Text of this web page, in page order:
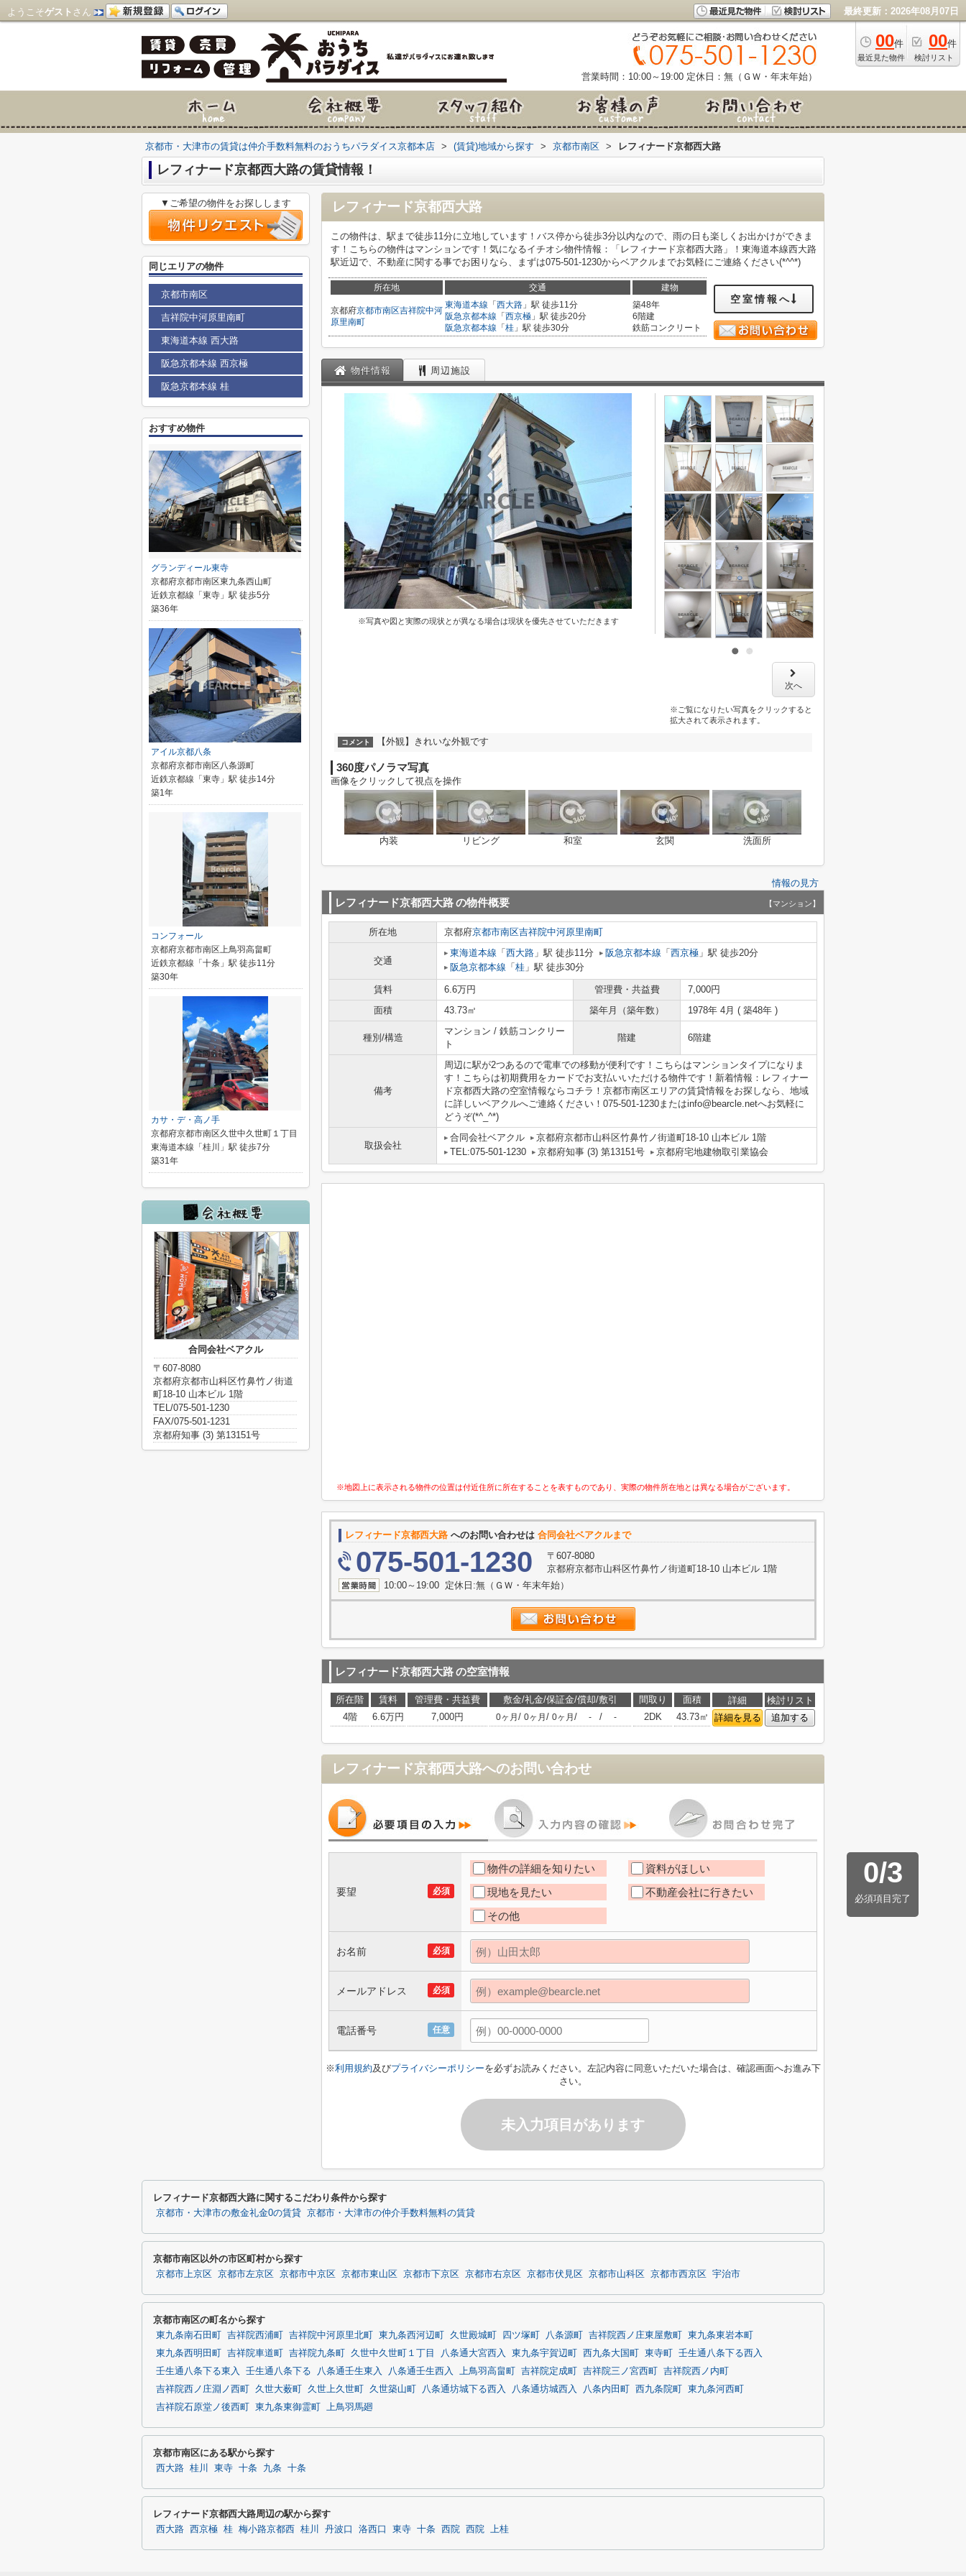
ようこそゲスト さん 最終更新：2026年08月07日
00件
最近見た物件
00件
検討リスト
営業時間：10:00～19:00 定休日：無（ＧＷ・年末年始）
京都市・大津市の賃貸は仲介手数料無料のおうちパラダイス京都本店 > (賃貸)地域から探す > 京都市南区 > レフィナード京都西大路
レフィナード京都西大路の賃貸情報！
レフィナード京都西大路
この物件は、駅まで徒歩11分に立地しています！バス停から徒歩3分以内なので、雨の日も楽しくお出かけができま
す！こちらの物件はマンションです！気になるイチオシ物件情報：「レフィナード京都西大路」！東海道本線西大路
駅近辺で、不動産に関する事でお困りなら、まずは075-501-1230からベアクルまでお気軽にご連絡ください(*^^*)
所在地 交通 建物
京都府京都市南区吉祥院中河
原里南町
東海道本線 「 西大路 」駅 徒歩11分
阪急京都本線 「 西京極 」駅 徒歩20分
阪急京都本線 「 桂 」駅 徒歩30分
築48年
6階建
鉄筋コンクリート
空室情報へ
物件情報 周辺施設
※写真や図と実際の現状とが異なる場合は現状を優先させていただきます
次へ
※ご覧になりたい写真をクリックすると
拡大されて表示されます。
コメント 【外観】きれいな外観です
360度パノラマ写真
画像をクリックして視点を操作
内装 リビング 和室 玄関 洗面所
情報の見方
レフィナード京都西大路の物件概要 【マンション】
所在地 京都府京都市南区吉祥院中河原里南町
交通
東海道本線 「 西大路 」駅 徒歩11分 阪急京都本線 「 西京極 」駅 徒歩20分
阪急京都本線 「 桂 」駅 徒歩30分
賃料 6.6万円 管理費・共益費
7,000円
面積
43.73㎡ 築年月（築年数） 1978年 4月 ( 築48年 )
種別/構造
マンション / 鉄筋コンクリー
ト
階建 6階建
備考
周辺に駅が2つあるので電車での移動が便利です！こちらはマンションタイプになりま
す！こちらは初期費用をカードでお支払いいただける物件です！新着情報：レフィナー
ド京都西大路の空室情報ならコチラ！京都市南区エリアの賃貸情報をお探しなら、地域
に詳しいベアクルへご連絡ください！075-501-1230またはinfo@bearcle.netへお気軽に
どうぞ(*^_^*)
取扱会社
合同会社ベアクル
京都府京都市山科区竹鼻竹ノ街道町18-10 山本ビル 1階
TEL:075-501-1230
京都府知事 (3) 第13151号 京都府宅地建物取引業協会
※地図上に表示される物件の位置は付近住所に所在することを表すものであり、実際の物件所在地とは異なる場合がございます。
レフィナード京都西大路 へのお問い合わせは 合同会社ベアクルまで
075-501-1230
〒607-8080
京都府京都市山科区竹鼻竹ノ街道町18-10 山本ビル 1階
10:00～19:00 定休日:無（ＧＷ・年末年始）
レフィナード京都西大路の空室情報
所在階 賃料 管理費・共益費 敷金/礼金/保証金/償却/敷引 間取り 面積 詳細
検討リスト
4階
6.6万円 7,000円 0ヶ月 / 0ヶ月 / 0ヶ月 / - / - 2DK 43.73㎡ 詳細を見る 追加する
レフィナード京都西大路へのお問い合わせ
0/3
必須項目完了
必須
要望
物件の詳細を知りたい
資料がほしい
現地を見たい
不動産会社に行きたい
その他
必須
お名前
必須
メールアドレス
任意
電話番号
※利用規約及びプライバシーポリシーを必ずお読みください。左記内容に同意いただいた場合は、確認画面へお進み下
さい。
未入力項目があります
▼ご希望の物件をお探しします
同じエリアの物件
京都市南区
吉祥院中河原里南町
東海道本線 西大路
阪急京都本線 西京極
阪急京都本線 桂
おすすめ物件
グランディール東寺
京都府京都市南区東九条西山町
近鉄京都線「東寺」駅 徒歩5分
築36年
アイル京都八条
京都府京都市南区八条源町
近鉄京都線「東寺」駅 徒歩14分
築1年
コンフォール
京都府京都市南区上鳥羽高畠町
近鉄京都線「十条」駅 徒歩11分
築30年
カサ・デ・高ノ手
京都府京都市南区久世中久世町１丁目
東海道本線「桂川」駅 徒歩7分
築31年
合同会社ベアクル
〒607-8080
京都府京都市山科区竹鼻竹ノ街道
町18-10 山本ビル 1階
TEL/075-501-1230
FAX/075-501-1231
京都府知事 (3) 第13151号
レフィナード京都西大路に関するこだわり条件から探す
京都市・大津市の敷金礼金0の賃貸 京都市・大津市の仲介手数料無料の賃貸
京都市南区以外の市区町村から探す
京都市上京区 京都市左京区 京都市中京区 京都市東山区 京都市下京区 京都市右京区 京都市伏見区 京都市山科区 京都市西京区 宇治市
京都市南区の町名から探す
東九条南石田町 吉祥院西浦町 吉祥院中河原里北町 東九条西河辺町 久世殿城町 四ツ塚町 八条源町 吉祥院西ノ庄東屋敷町
東九条東岩本町
東九条西明田町
吉祥院車道町 吉祥院九条町 久世中久世町１丁目 八条通大宮西入 東九条宇賀辺町 西九条大国町 東寺町
壬生通八条下る西入
壬生通八条下る東入
壬生通八条下る 八条通壬生東入 八条通壬生西入 上鳥羽高畠町 吉祥院定成町 吉祥院三ノ宮西町
吉祥院西ノ内町
吉祥院西ノ庄淵ノ西町
久世大薮町 久世上久世町 久世築山町 八条通坊城下る西入 八条通坊城西入 八条内田町 西九条院町
東九条河西町
吉祥院石原堂ノ後西町
東九条東御霊町 上鳥羽馬廻
京都市南区にある駅から探す
西大路 桂川 東寺 十条 九条 十条
レフィナード京都西大路周辺の駅から探す
西大路 西京極 桂 梅小路京都西 桂川 丹波口 洛西口 東寺 十条 西院 西院 上桂